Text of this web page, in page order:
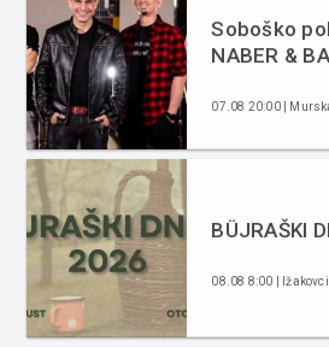
Soboško
NABER &
07.08 20:00 |
BÜJRAŠKI
08.08 8:00 | Ižakovci